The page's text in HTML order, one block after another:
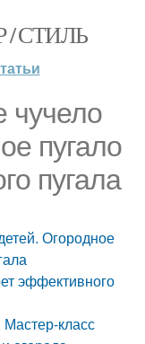
/ СТИЛЬ
чучело
пугало
пугала
Огородное
эффективного
класс